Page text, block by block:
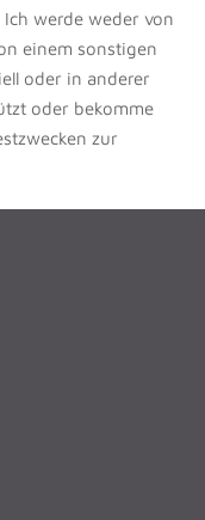
werde weder von
einem sonstigen
oder in anderer
oder bekomme
zur